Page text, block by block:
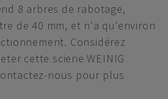
8 arbres de rabotage,
de 40 mm, et n'a qu'environ
Considérez
cette scierie WEINIG
nous pour plus